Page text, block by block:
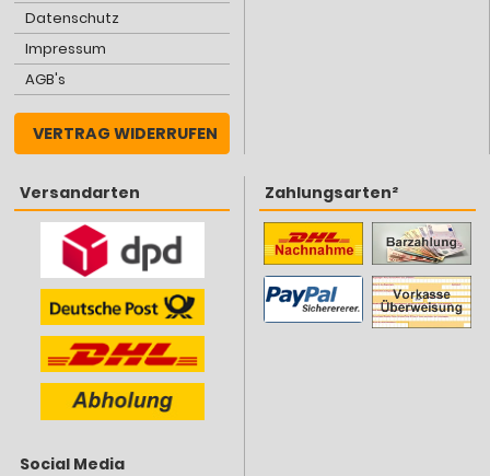
Datenschutz
Impressum
AGB's
VERTRAG WIDERRUFEN
Versandarten
Social Media
Zahlungsarten²